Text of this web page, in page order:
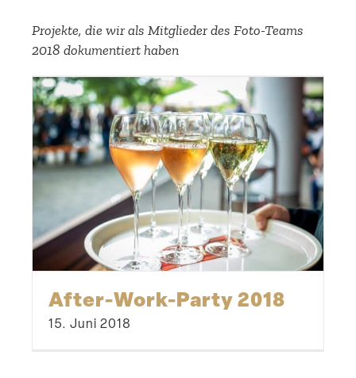
Projekte, die wir als Mitglieder des Foto-Teams
2018 dokumen­tiert haben
After-Work-Party 2018
15. Juni 2018